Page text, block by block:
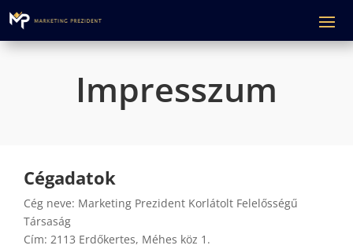
Impresszum
Cégadatok
Cég neve: Marketing Prezident Korlátolt Felelősségű
Társaság
Cím: 2113 Erdőkertes, Méhes köz 1.